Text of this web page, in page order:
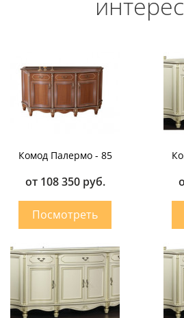
Комод Палермо - 85
от 108 350 руб.